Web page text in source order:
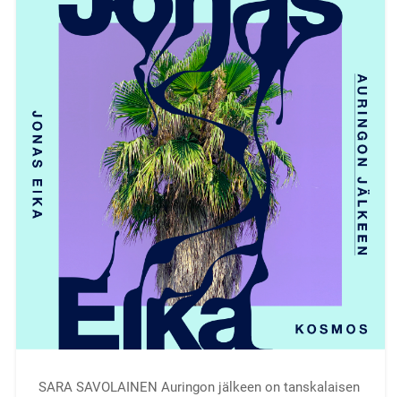
SARA SAVOLAINEN Auringon jälkeen on tanskalaisen